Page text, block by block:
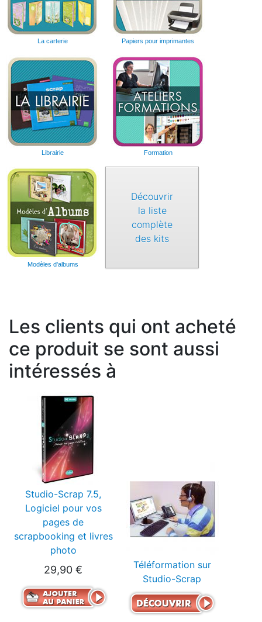
La carterie Papiers pour imprimantes
Librairie Formation
Modèles d'albums
Découvrir
la liste
complète
des kits
Les clients qui ont acheté
ce produit se sont aussi
intéressés à
Studio-Scrap 7.5,
Logiciel pour vos
pages de
scrapbooking et livres
photo
29,90 €
Téléformation sur
Studio-Scrap